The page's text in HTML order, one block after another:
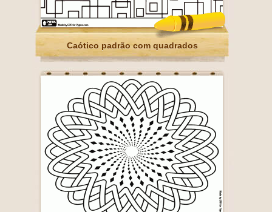
Caótico padrão com quadrados